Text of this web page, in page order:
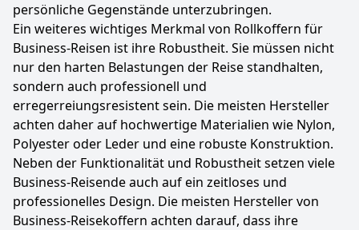
persönliche Gegenstände unterzubringen.
Ein weiteres wichtiges Merkmal von Rollkoffern für
Business-Reisen ist ihre Robustheit. Sie müssen nicht
nur den harten Belastungen der Reise standhalten,
sondern auch professionell und
erregerreiungsresistent sein. Die meisten Hersteller
achten daher auf hochwertige Materialien wie Nylon,
Polyester oder Leder und eine robuste Konstruktion.
Neben der Funktionalität und Robustheit setzen viele
Business-Reisende auch auf ein zeitloses und
professionelles Design. Die meisten Hersteller von
Business-Reisekoffern achten darauf, dass ihre